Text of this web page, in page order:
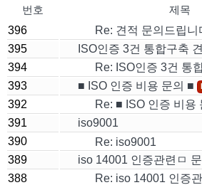
번호 제목
396
Re: 견적 문의드립니
395
ISO인증 3건 통합구축
394
Re: ISO인증 3건 통
393
■ ISO 인증 비용 문의 ■
392
Re: ■ ISO 인증 비용
391
iso9001
390
Re: iso9001
389
iso 14001 인증관련ㅁ 문
388
Re: iso 14001 인증